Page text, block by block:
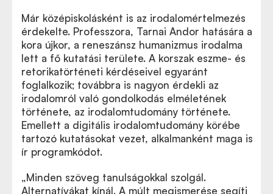
Már középiskolásként is az irodalomértelmezés
érdekelte. Professzora, Tarnai Andor hatására a
kora újkor, a reneszánsz humanizmus irodalma
lett a fő kutatási területe. A korszak eszme- és
retorikatörténeti kérdéseivel egyaránt
foglalkozik; továbbra is nagyon érdekli az
irodalomról való gondolkodás elméletének
története, az irodalomtudomány története.
Emellett a digitális irodalomtudomány körébe
tartozó kutatásokat vezet, alkalmanként maga is
ír programkódot.
„Minden szöveg tanulságokkal szolgál.
Alternatívákat kínál. A múlt megismerése segíti